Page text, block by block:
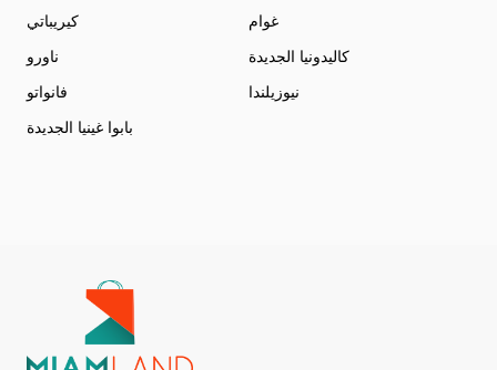
كيريباتي
غوام
ناورو
كاليدونيا الجديدة
فانواتو
نيوزيلندا
بابوا غينيا الجديدة